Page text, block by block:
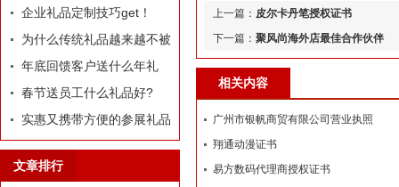
有“里”、有“面”
企业礼品定制技巧get！
为什么传统礼品越来越不被
选择了
年底回馈客户送什么年礼
好?
春节送员工什么礼品好?
实惠又携带方便的参展礼品
文章排行
上一篇： 皮尔卡丹笔授权证书
下一篇： 聚风尚海外店最佳合作伙伴
相关内容
广州市银帆商贸有限公司营业执照
翔通动漫证书
易方数码代理商授权证书